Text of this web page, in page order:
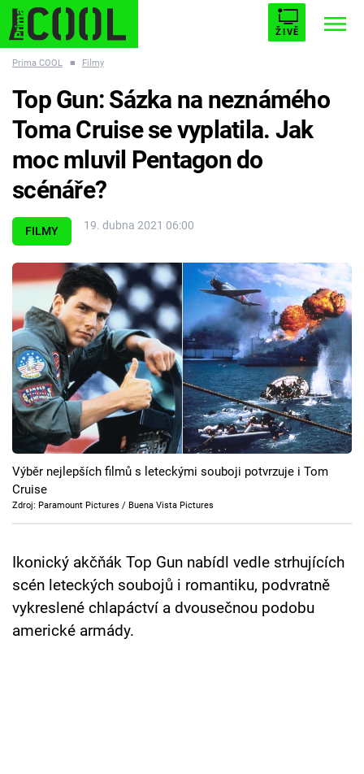
ŽIVĚ
ESCAPE PLNEJ KOTEL AVENGERS 5
Témata
Filmy
Seriály
Hry
Cool Esport
Pořady
Sledujte prima+
Sledujte nás
Prima COOL ■ Filmy
FILMY 19. dubna 2021 06:00
Top Gun: Sázka na neznámého
Toma Cruise se vyplatila. Jak
moc mluvil Pentagon do
scénáře?
Výběr nejlepších filmů s leteckými souboji potvrzuje i Tom
Cruise
Zdroj: Paramount Pictures / Buena Vista Pictures
Ikonický akčňák Top Gun nabídl vedle strhujících
scén leteckých soubojů i romantiku, podvratně
vykreslené chlapáctví a dvousečnou podobu
americké armády.